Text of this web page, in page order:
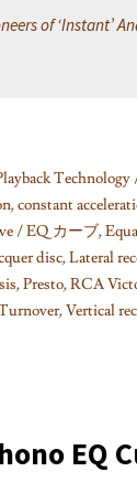
of ‘Instant’
,constant
/ EQ カーブ,
disc,Lateral
,Presto,RCA
,Vertical
EQ